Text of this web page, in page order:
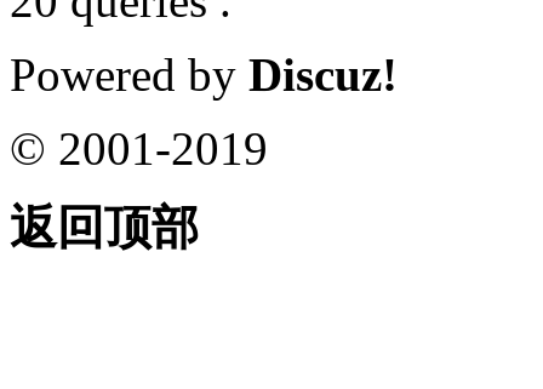
Powered by Discuz!
© 2001-2019
返回顶部